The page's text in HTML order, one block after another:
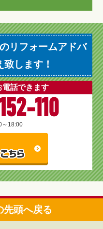
リフォームアドバ
します！
電話できます
110
～18:00
先頭へ戻る